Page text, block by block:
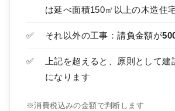
は延べ面積150㎡以上の木造住
それ以外の工事：請負金額が
上記を超えると、原則として建
になります
※消費税込みの金額で判断します